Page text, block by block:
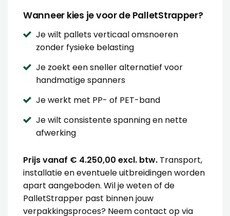
Wanneer kies je voor de PalletStrapper?
Je wilt pallets verticaal omsnoeren
zonder fysieke belasting
Je zoekt een sneller alternatief voor
handmatige spanners
Je werkt met PP- of PET-band
Je wilt consistente spanning en nette
afwerking
Prijs vanaf € 4.250,00 excl. btw. Transport,
installatie en eventuele uitbreidingen worden
apart aangeboden. Wil je weten of de
PalletStrapper past binnen jouw
verpakkingsproces? Neem contact op via